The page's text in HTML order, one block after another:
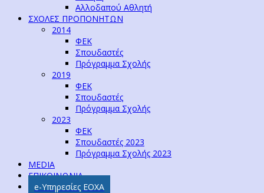
Αλλοδαπού Αθλητή
ΣΧΟΛΕΣ ΠΡΟΠΟΝΗΤΩΝ
2014
ΦΕΚ
Σπουδαστές
Πρόγραμμα Σχολής
2019
ΦΕΚ
Σπουδαστές
Πρόγραμμα Σχολής
2023
ΦΕΚ
Σπουδαστές 2023
Πρόγραμμα Σχολής 2023
MEDIA
ΕΠΙΚΟΙΝΩΝΙΑ
e-Υπηρεσίες ΕΟΧΑ